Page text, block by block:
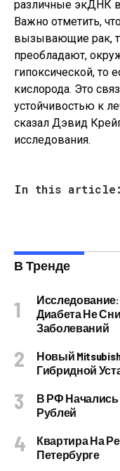
различные экДНК
Важно отметить,
вызывающие рак,
преобладают,
гипоксической, то
кислорода. Это
устойчивостью к
сказал Дэвид
исследования.
In this article:
В Тренде
Диабета Не
Заболеваний
Новый
Гибридной
В РФ Начались
Рублей
Квартира На
Петербурге